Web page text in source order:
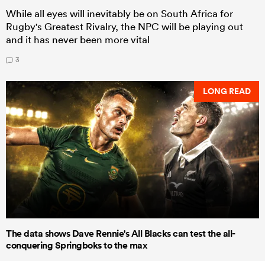
While all eyes will inevitably be on South Africa for
Rugby's Greatest Rivalry, the NPC will be playing out
and it has never been more vital
3
LONG READ
The data shows Dave Rennie's All Blacks can test the all-
conquering Springboks to the max